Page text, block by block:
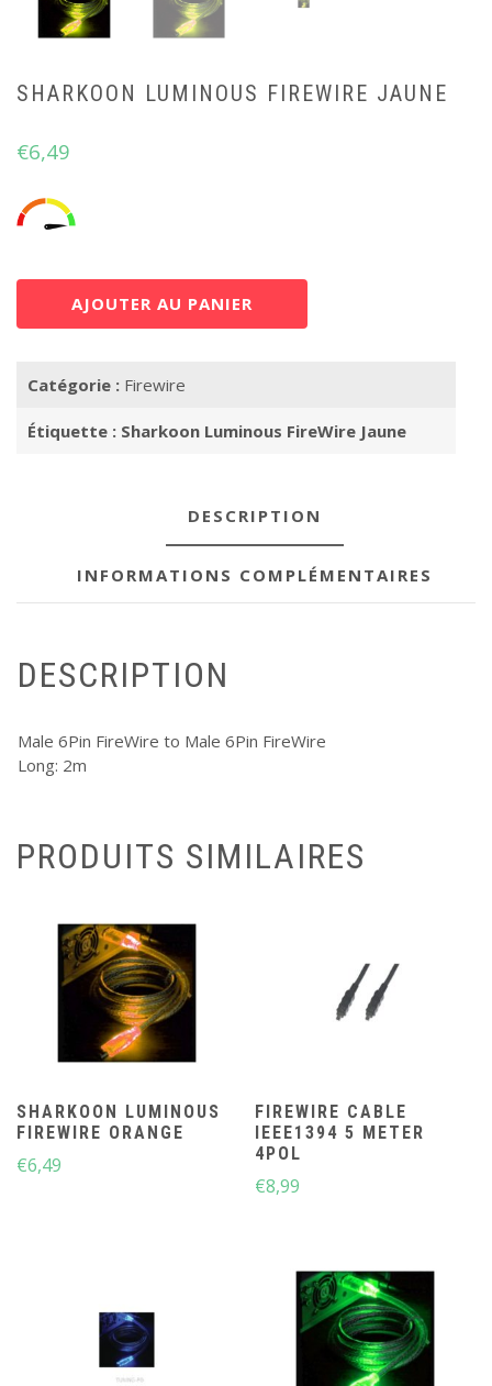
SHARKOON LUMINOUS FIREWIRE JAUNE
€6,49
AJOUTER AU PANIER
Catégorie : Firewire
Étiquette : Sharkoon Luminous FireWire Jaune
DESCRIPTION
INFORMATIONS COMPLÉMENTAIRES
DESCRIPTION
Male 6Pin FireWire to Male 6Pin FireWire
Long: 2m
PRODUITS SIMILAIRES
SHARKOON LUMINOUS
FIREWIRE ORANGE
€6,49
FIREWIRE CABLE
IEEE1394 5 METER
4POL
€8,99